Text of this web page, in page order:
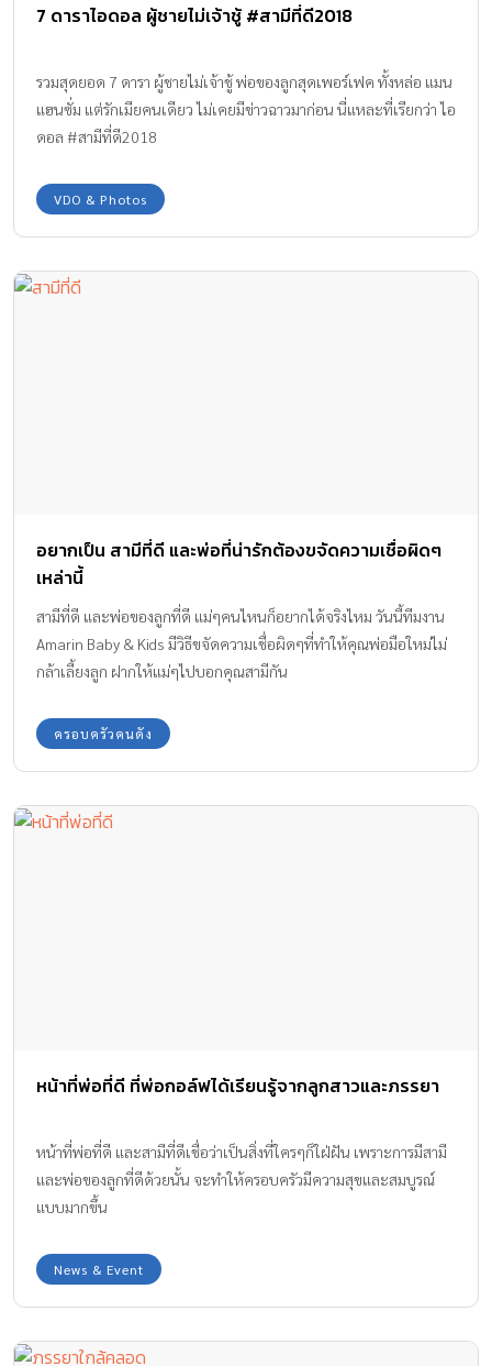
7 ดาราไอดอล ผู้ชายไม่เจ้าชู้ #สามีที่ดี2018
รวมสุดยอด 7 ดารา ผู้ชายไม่เจ้าชู้ พ่อของลูกสุดเพอร์เฟค ทั้งหล่อ แมน
แฮนซั่ม แต่รักเมียคนเดียว ไม่เคยมีข่าวฉาวมาก่อน นี่แหละที่เรียกว่า ไอ
ดอล #สามีที่ดี2018
VDO & Photos
อยากเป็น สามีที่ดี และพ่อที่น่ารักต้องขจัดความเชื่อผิดๆ
เหล่านี้
สามีที่ดี และพ่อของลูกที่ดี แม่ๆคนไหนก็อยากได้จริงไหม วันนี้ทีมงาน
Amarin Baby & Kids มีวิธีขจัดความเชื่อผิดๆที่ทำให้คุณพ่อมือใหม่ไม่
กล้าเลี้ยงลูก ฝากให้แม่ๆไปบอกคุณสามีกัน
ครอบครัวคนดัง
หน้าที่พ่อที่ดี ที่พ่อกอล์ฟได้เรียนรู้จากลูกสาวและภรรยา
หน้าที่พ่อที่ดี และสามีที่ดีเชื่อว่าเป็นสิ่งที่ใครๆก็ใฝ่ฝัน เพราะการมีสามี
และพ่อของลูกที่ดีด้วยนั้น จะทำให้ครอบครัวมีความสุขและสมบูรณ์
แบบมากขึ้น
News & Event